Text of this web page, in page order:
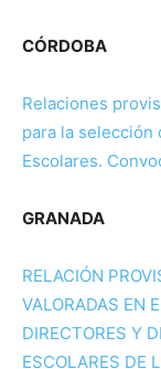
CÓRDOBA
Relaciones
para la selección
Escolares.
GRANADA
RELACIÓN
VALORADAS EN
DIRECTORES Y
ESCOLARES DE